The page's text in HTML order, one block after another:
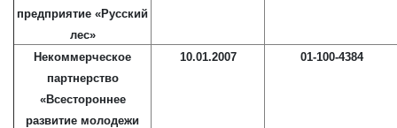
предприятие «Русский
лес»
Некоммерческое
партнерство
«Всестороннее
развитие молодежи
10.01.2007 01-100-4384